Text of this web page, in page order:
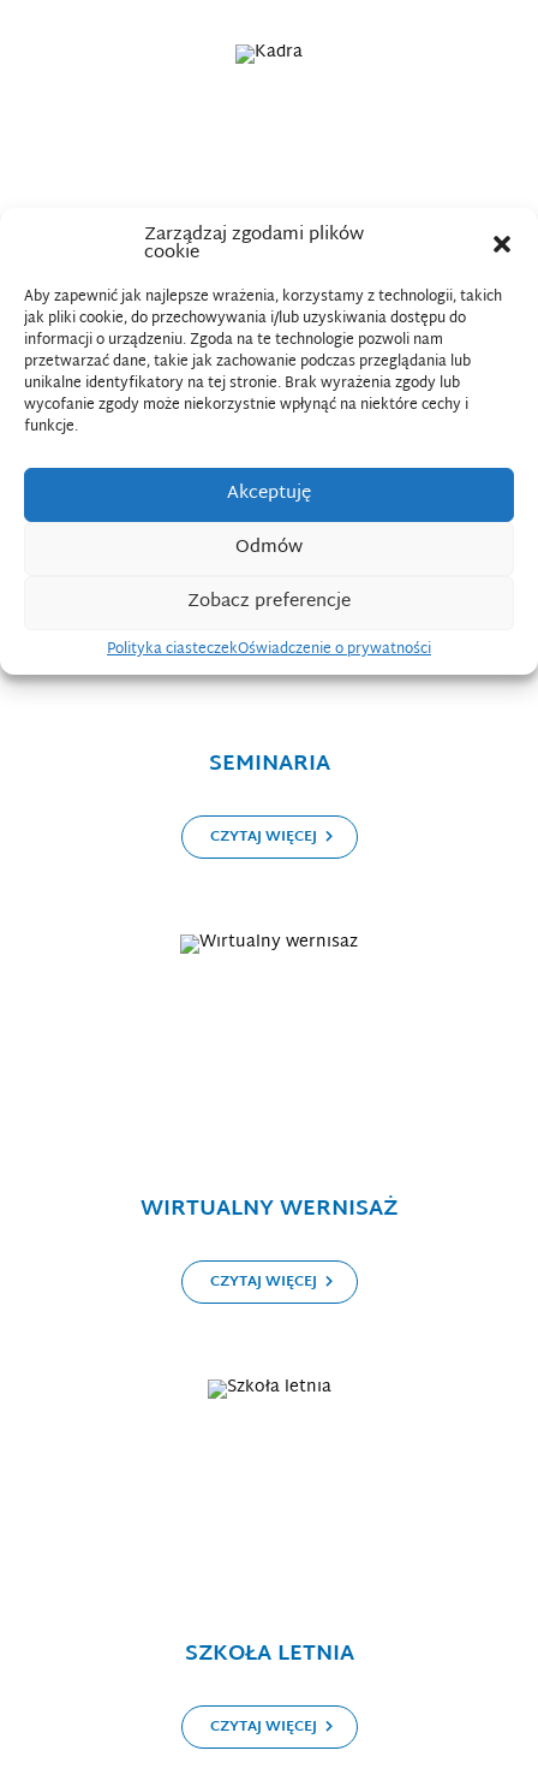
Zarządzaj zgodami plików
cookie
Aby zapewnić jak najlepsze wrażenia, korzystamy z technologii, takich
jak pliki cookie, do przechowywania i/lub uzyskiwania dostępu do
informacji o urządzeniu. Zgoda na te technologie pozwoli nam
przetwarzać dane, takie jak zachowanie podczas przeglądania lub
unikalne identyfikatory na tej stronie. Brak wyrażenia zgody lub
wycofanie zgody może niekorzystnie wpłynąć na niektóre cechy i
funkcje.
Akceptuję
Odmów
Zobacz preferencje
Polityka ciasteczekOświadczenie o prywatności
KADRA
CZYTAJ WIĘCEJ
SEMINARIA
CZYTAJ WIĘCEJ
WIRTUALNY WERNISAŻ
CZYTAJ WIĘCEJ
SZKOŁA LETNIA
CZYTAJ WIĘCEJ